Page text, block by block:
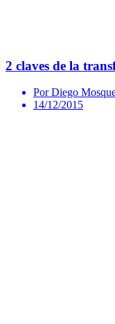
2 claves de la
Por Diego
14/12/2015